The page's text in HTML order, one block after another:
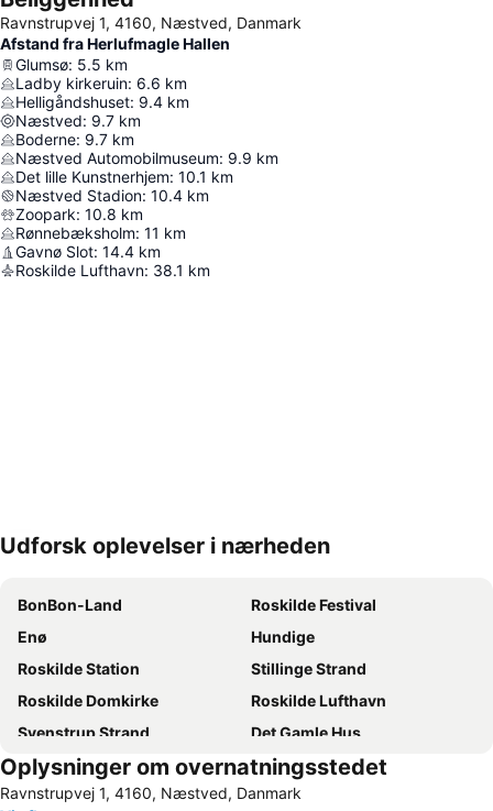
Ravnstrupvej 1, 4160, Næstved, Danmark
Afstand fra Herlufmagle Hallen
Glumsø: 5.5 km
Ladby kirkeruin: 6.6 km
Helligåndshuset: 9.4 km
Næstved: 9.7 km
Boderne: 9.7 km
Næstved Automobilmuseum: 9.9 km
Det lille Kunstnerhjem: 10.1 km
Næstved Stadion: 10.4 km
Zoopark: 10.8 km
Rønnebæksholm: 11 km
Gavnø Slot: 14.4 km
Roskilde Lufthavn: 38.1 km
Udvid kort
Udforsk oplevelser i nærheden
BonBon-Land
Roskilde Festival
Enø
Hundige
Roskilde Station
Stillinge Strand
Roskilde Domkirke
Roskilde Lufthavn
Svenstrup Strand
Det Gamle Hus
Gavnø
Algade
Holmegaard
Vikingeskibs Museet
Oplysninger om overnatningsstedet
Ravnstrupvej 1, 4160, Næstved, Danmark